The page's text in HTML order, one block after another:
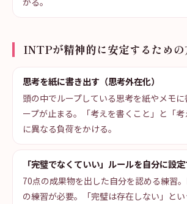
INTPが精神的に安定するための
思考を紙に書き出す（思考外在化）
頭の中でループしている思考を紙やメモ
ープが止まる。「考えを書くこと」と「
に異なる負荷をかける。
「完璧でなくていい」ルールを自分に設
70点の成果物を出した自分を認める練習
の練習が必要。「完璧は存在しない」と